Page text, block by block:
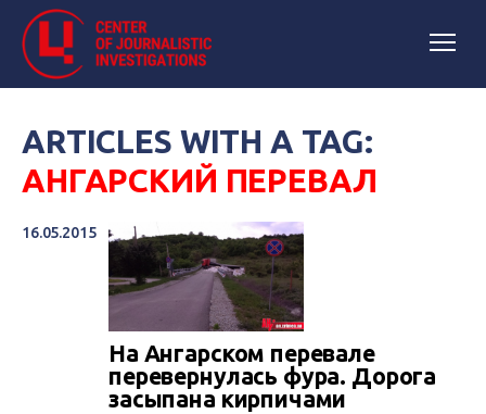
ARTICLES WITH A TAG:
АНГАРСКИЙ ПЕРЕВАЛ
16.05.2015
На Ангарском перевале
перевернулась фура. Дорога
засыпана кирпичами